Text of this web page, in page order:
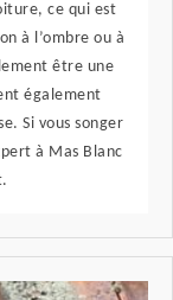
ce qui est
à l’ombre ou à
être une
également
Si vous songer
à Mas Blanc